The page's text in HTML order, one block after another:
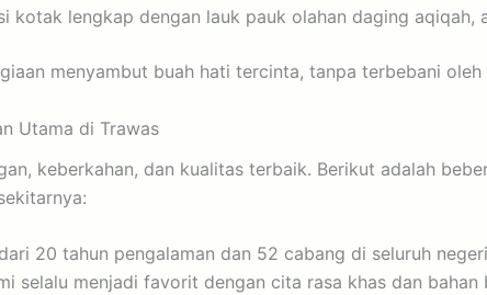
kotak lengkap dengan lauk pauk olahan daging
menyambut buah hati tercinta, tanpa terbebani
Utama di Trawas
keberkahan, dan kualitas terbaik. Berikut adalah
20 tahun pengalaman dan 52 cabang di seluruh
selalu menjadi favorit dengan cita rasa khas dan